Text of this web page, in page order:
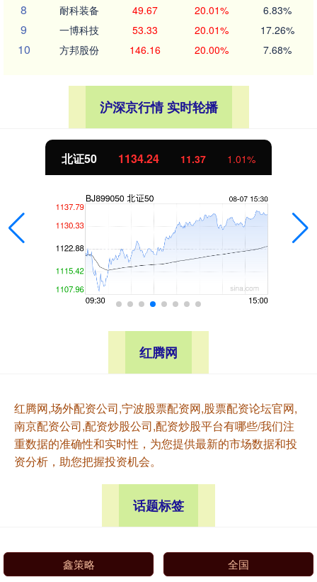
8 耐科装备 49.67 20.01% 6.83%
9 一博科技 53.33 20.01% 17.26%
10 方邦股份 146.16 20.00% 7.68%
沪深京行情 实时轮播
北证50 1134.24 11.37 1.01%
红腾网
红腾网,场外配资公司,宁波股票配资网,股票配资论坛官网,
南京配资公司,配资炒股公司,配资炒股平台有哪些/我们注
重数据的准确性和实时性，为您提供最新的市场数据和投
资分析，助您把握投资机会。
话题标签
鑫策略 全国